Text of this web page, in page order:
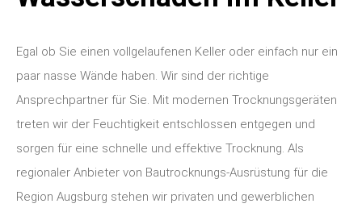
Egal ob Sie einen vollgelaufenen Keller oder einfach nur ein
paar nasse Wände haben. Wir sind der richtige
Ansprechpartner für Sie. Mit modernen Trocknungsgeräten
treten wir der Feuchtigkeit entschlossen entgegen und
sorgen für eine schnelle und effektive Trocknung. Als
regionaler Anbieter von Bautrocknungs-Ausrüstung für die
Region Augsburg stehen wir privaten und gewerblichen